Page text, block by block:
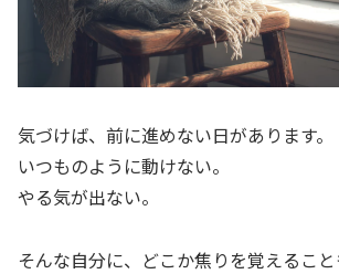
気づけば、前に進めない日があります。
いつものように動けない。
やる気が出ない。
そんな自分に、どこか焦りを覚えること